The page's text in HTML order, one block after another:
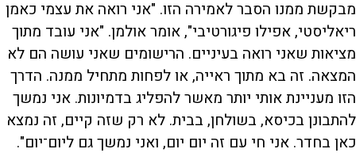
מבקשת ממנו הסבר לאמירה הזו. "אני רואה את עצמי כאמן
ריאליסטי, אפילו פיגורטיבי", אומר אולמן. "אני עובד מתוך
מציאות שאני רואה בעיניים. הרישומים שאני עושה הם לא
המצאה. זה בא מתוך ראייה, או לפחות מתחיל ממנה. הדרך
הזו מעניינת אותי יותר מאשר להפליג בדמיונות. אני נמשך
להתבונן בכיסא, בשולחן, בבית. לא רק שזה קיים, זה נמצא
כאן בחדר. אני חי עם זה יום יום, ואני נמשך גם ליום־יום".